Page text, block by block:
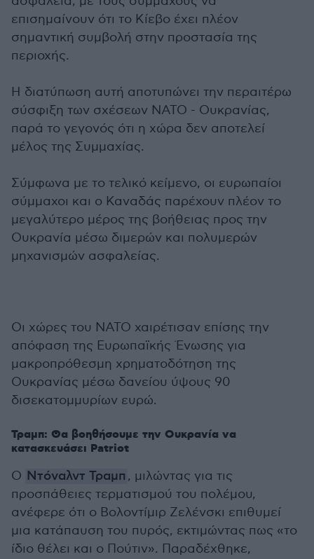
επισημαίνουν ότι το Κίεβο έχει πλέον
σημαντική συμβολή στην προστασία της
περιοχής.
Η διατύπωση αυτή αποτυπώνει την περαιτέρω
σύσφιξη των σχέσεων ΝΑΤΟ - Ουκρανίας,
παρά το γεγονός ότι η χώρα δεν αποτελεί
μέλος της Συμμαχίας.
Σύμφωνα με το τελικό κείμενο, οι ευρωπαίοι
σύμμαχοι και ο Καναδάς παρέχουν πλέον το
μεγαλύτερο μέρος της βοήθειας προς την
Ουκρανία μέσω διμερών και πολυμερών
μηχανισμών ασφαλείας.
Οι χώρες του ΝΑΤΟ χαιρέτισαν επίσης την
απόφαση της Ευρωπαϊκής Ένωσης για
μακροπρόθεσμη χρηματοδότηση της
Ουκρανίας μέσω δανείου ύψους 90
δισεκατομμυρίων ευρώ.
Τραμπ: Θα βοηθήσουμε την Ουκρανία να
κατασκευάσει Patriot
Ο Ντόναλντ Τραμπ , μιλώντας για τις
προσπάθειες τερματισμού του πολέμου,
ανέφερε ότι ο Βολοντίμιρ Ζελένσκι επιθυμεί
μια κατάπαυση του πυρός, εκτιμώντας πως «το
ίδιο θέλει και ο Πούτιν». Παραδέχθηκε,